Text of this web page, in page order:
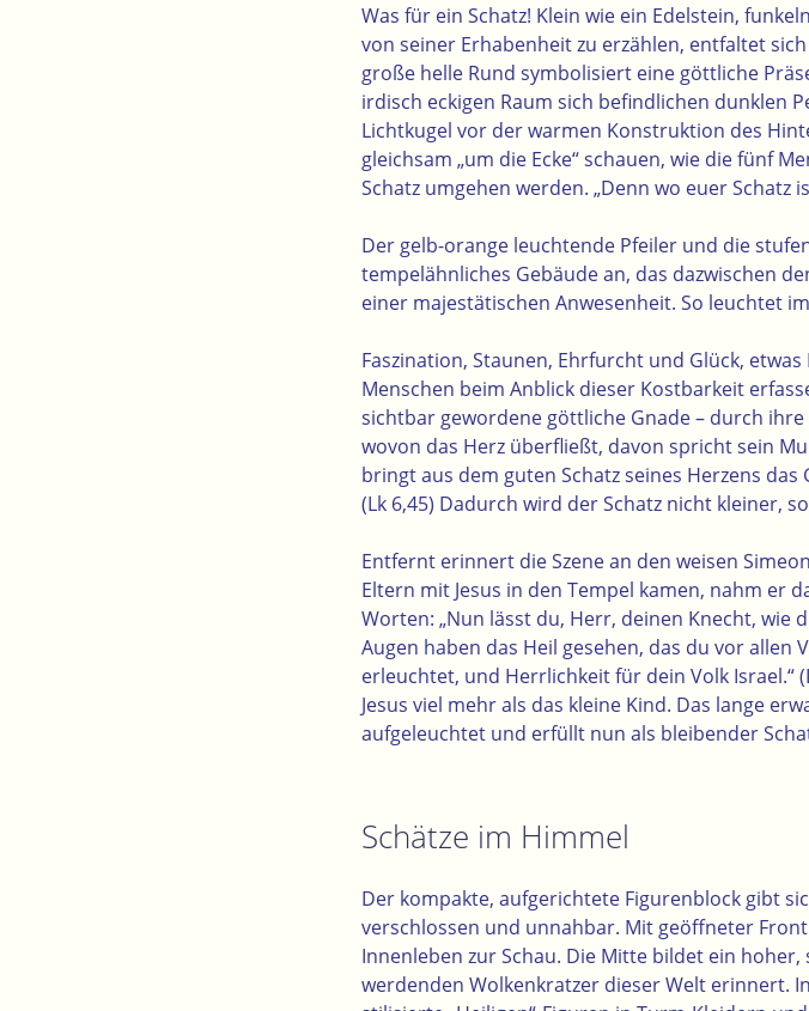
Was für ein Schatz! Klein wie ein Edelstein,
von seiner Erhabenheit zu erzählen, entfaltet
große helle Rund symbolisiert eine göttliche
irdisch eckigen Raum sich befindlichen dunklen
Lichtkugel vor der warmen Konstruktion des
gleichsam „um die Ecke“ schauen, wie die fünf
Schatz umgehen werden. „Denn wo euer Schatz
Der gelb-orange leuchtende Pfeiler und die
tempelähnliches Gebäude an, das dazwischen
einer majestätischen Anwesenheit. So leuchtet
Faszination, Staunen, Ehrfurcht und Glück,
Menschen beim Anblick dieser Kostbarkeit
sichtbar gewordene göttliche Gnade – durch
wovon das Herz überfließt, davon spricht sein
bringt aus dem guten Schatz seines Herzens
(Lk 6,45) Dadurch wird der Schatz nicht kleiner,
Entfernt erinnert die Szene an den weisen
Eltern mit Jesus in den Tempel kamen, nahm er
Worten: „Nun lässt du, Herr, deinen Knecht, wie
Augen haben das Heil gesehen, das du vor allen
erleuchtet, und Herrlichkeit für dein Volk Israel.“
Jesus viel mehr als das kleine Kind. Das lange
aufgeleuchtet und erfüllt nun als bleibender
Schätze im Himmel
Der kompakte, aufgerichtete Figurenblock gibt
verschlossen und unnahbar. Mit geöffneter
Innenleben zur Schau. Die Mitte bildet ein
werdenden Wolkenkratzer dieser Welt erinnert.